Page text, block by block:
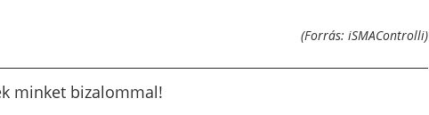
(Forrás: iSMAControlli)
minket bizalommal!